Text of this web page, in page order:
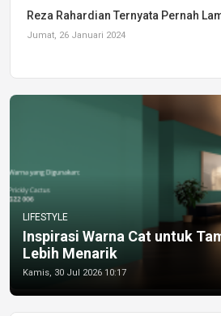
Reza Rahardian Ternyata Pernah
Jumat, 26 Januari 2024
LIFESTYLE
Inspirasi Warna Cat untuk
Lebih Menarik
Kamis, 30 Jul 2026 10:17